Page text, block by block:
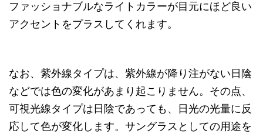
ファッショナブルなライトカラーが目元にほど良い
アクセントをプラスしてくれます。
なお、紫外線タイプは、紫外線が降り注がない日陰
などでは色の変化があまり起こりません。その点、
可視光線タイプは日陰であっても、日光の光量に反
応して色が変化します。サングラスとしての用途を